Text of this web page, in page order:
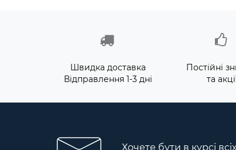
Швидка доставка
Відправлення 1-3 дні
Постійні
та
Хочете бути в курсі